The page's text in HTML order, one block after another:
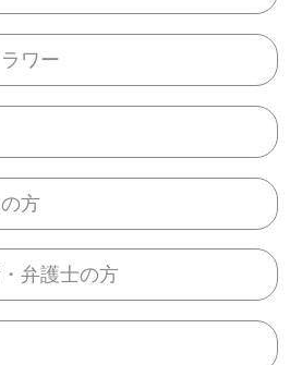
ワー
方
弁護士の方